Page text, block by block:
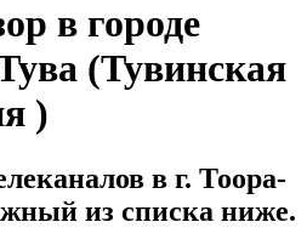
в городе
(Тувинская
)
в г. Тоора-
из списка ниже.